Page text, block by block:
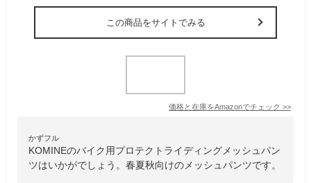
この商品をサイトでみる
価格と在庫をAmazonでチェック >>
かずフル
KOMINEのバイク用プロテクトライディングメッシュパン
ツはいかがでしょう。春夏秋向けのメッシュパンツです。